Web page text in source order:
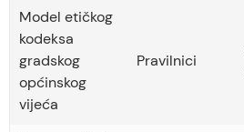
Model etičkog
kodeksa
gradskog
općinskog
vijeća
Pravilnici